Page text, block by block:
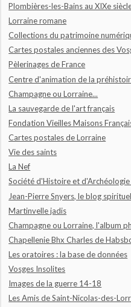
Plombières-les-Bains au XIXe
Lorraine romane
Collections du patrimoine
Cartes postales anciennes des
Pèlerinages de France
Centre d'animation de la
Champagne ou Lorraine...
La sauvegarde de l'art français
Fondation Vieilles Maisons
Cartes postales de Lorraine
Vie des saints
La Nef
Société d'Histoire et
Jean-Pierre Snyers, le blog spirituel
Martinvelle jadis
Champagne ou Lorraine, l'album
Chapellenie Bhx Charles de
Les oratoires : la base de données
Vosges Insolites
Images de la guerre 14-18
Les Amis de Saint-Nicolas-des-